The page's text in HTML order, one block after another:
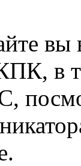
вы
в